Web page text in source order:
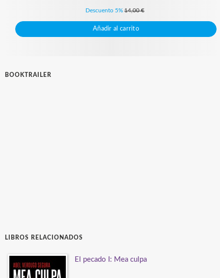
Descuento 5% 14,00 €
Añadir al carrito
BOOKTRAILER
LIBROS RELACIONADOS
El pecado I: Mea culpa